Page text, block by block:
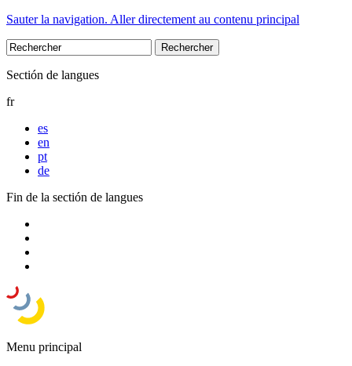
Sauter la navigation. Aller directement au contenu principal
Sectión de langues
fr
es
en
pt
de
Fin de la sectión de langues
Menu principal